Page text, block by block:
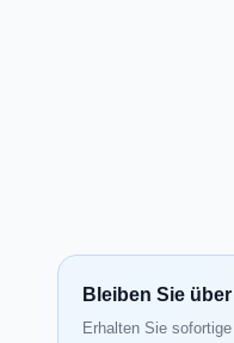
Bleiben Sie
Erhalten Sie